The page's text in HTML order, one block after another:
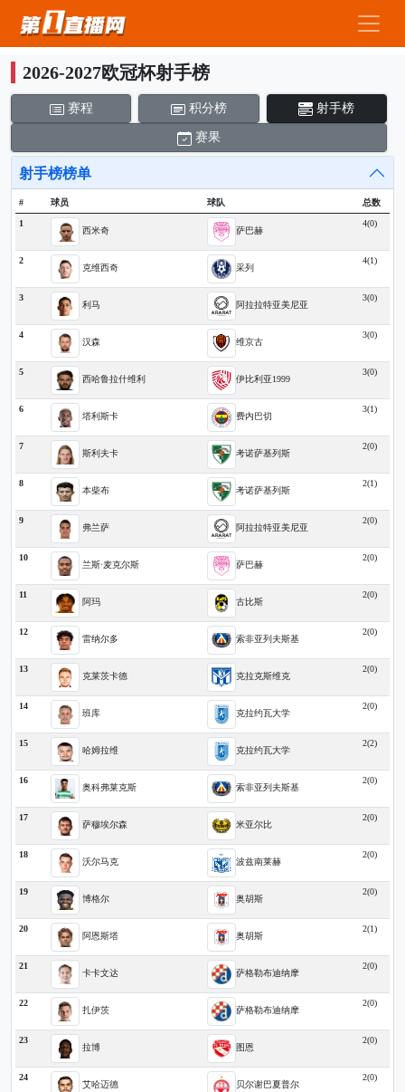
2026-2027欧冠杯射手榜
赛程 积分榜 射手榜
赛果
射手榜榜单
# 球员 球队 总数
1
西米奇 萨巴赫
4(0)
2
克维西奇 采列
4(1)
3
利马 阿拉拉特亚美尼亚
3(0)
4
汉森 维京古
3(0)
5
西哈鲁拉什维利 伊比利亚1999
3(0)
6
塔利斯卡 费内巴切
3(1)
7
斯利夫卡 考诺萨基列斯
2(0)
8
本柴布 考诺萨基列斯
2(1)
9
弗兰萨 阿拉拉特亚美尼亚
2(0)
10
兰斯·麦克尔斯 萨巴赫
2(0)
11
阿玛 古比斯
2(0)
12
雷纳尔多 索非亚列夫斯基
2(0)
13
克莱茨卡德 克拉克斯维克
2(0)
14
班库 克拉约瓦大学
2(0)
15
哈姆拉维 克拉约瓦大学
2(2)
16
奥科弗莱克斯 索非亚列夫斯基
2(0)
17
萨穆埃尔森 米亚尔比
2(0)
18
沃尔马克 波兹南莱赫
2(0)
19
博格尔 奥胡斯
2(0)
20
阿恩斯塔 奥胡斯
2(1)
21
卡卡文达 萨格勒布迪纳摩
2(0)
22
扎伊茨 萨格勒布迪纳摩
2(0)
23
拉博 图恩
2(0)
24
艾哈迈德 贝尔谢巴夏普尔
2(0)